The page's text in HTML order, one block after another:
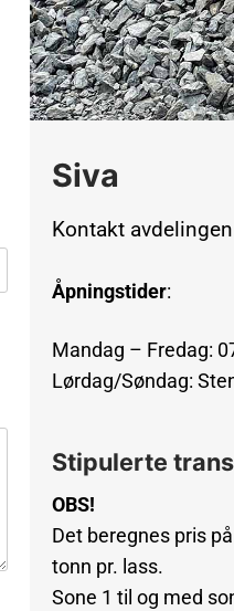
Siva
Kontakt
Åpningstider:
Mandag – Fredag:
Lørdag/Søndag:
Stipulerte
OBS!
Det beregnes pris
tonn pr. lass.
Sone 1 til og med